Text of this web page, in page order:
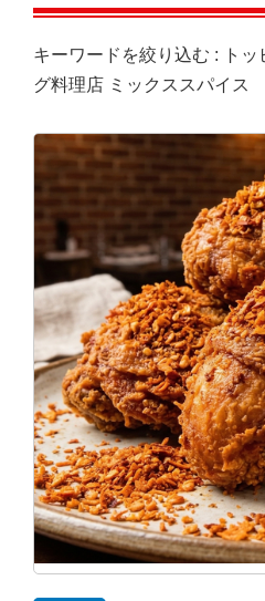
キーワードを絞り込む : ト
グ料理店 ミックススパイス